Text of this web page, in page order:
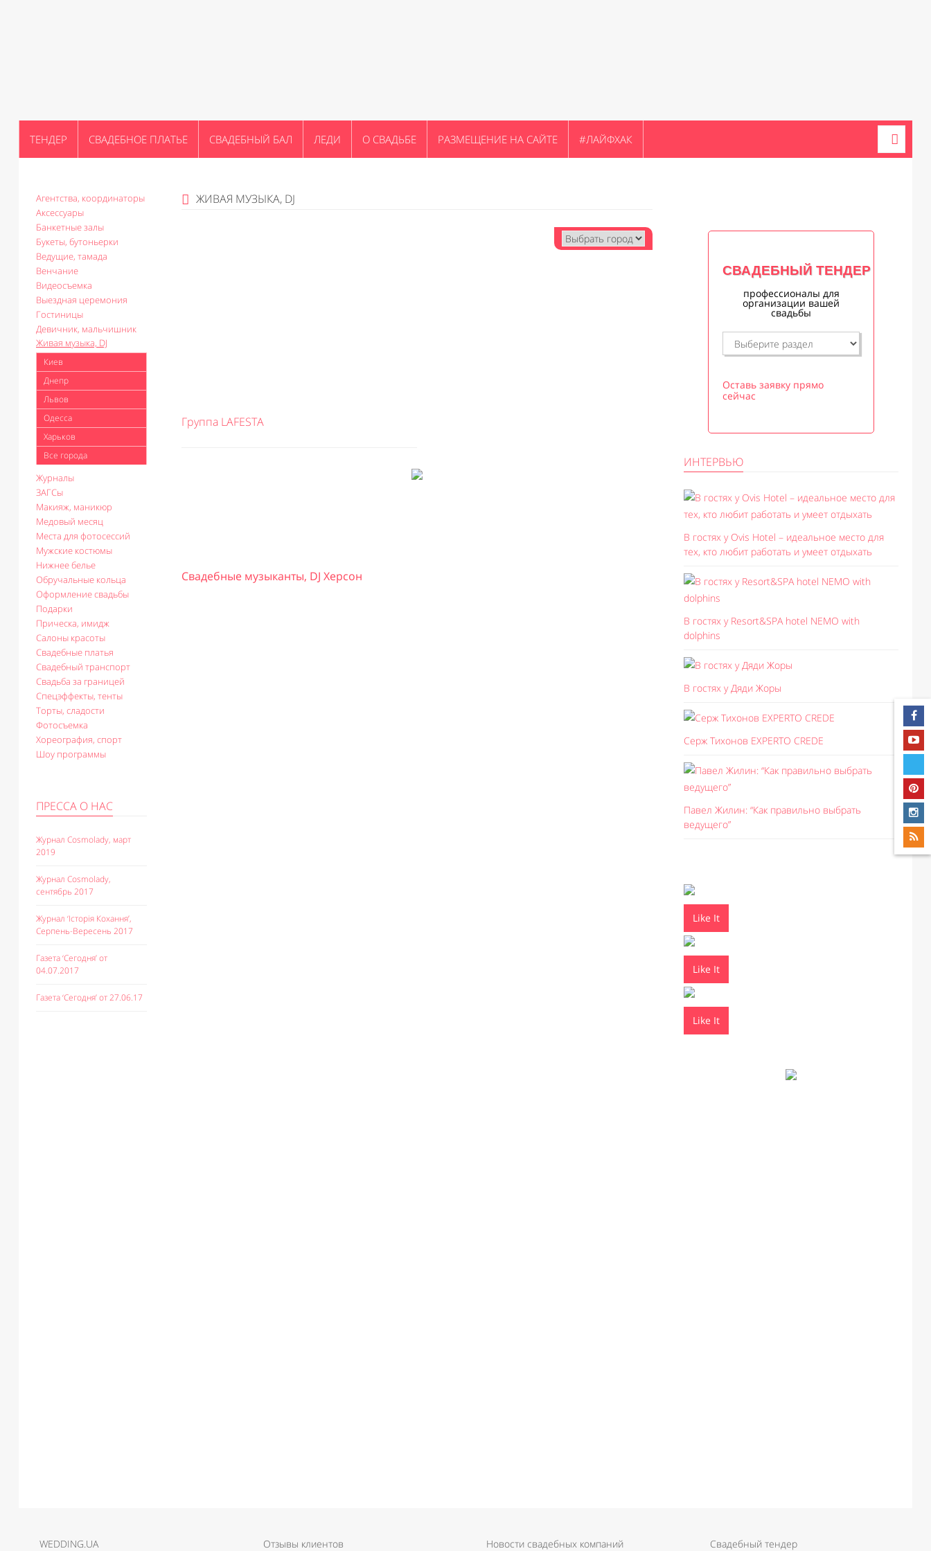
ТЕНДЕР СВАДЕБНОЕ ПЛАТЬЕ СВАДЕБНЫЙ БАЛ ЛЕДИ О СВАДЬБЕ РАЗМЕЩЕНИЕ НА САЙТЕ #ЛАЙФХАК
Агентства, координаторы
Аксессуары
Банкетные залы
Букеты, бутоньерки
Ведущие, тамада
Венчание
Видеосъемка
Выездная церемония
Гостиницы
Девичник, мальчишник
Живая музыка, DJ
Киев
Днепр
Львов
Одесса
Харьков
Все города
Журналы
ЗАГСы
Макияж, маникюр
Медовый месяц
Места для фотосессий
Мужские костюмы
Нижнее белье
Обручальные кольца
Оформление свадьбы
Подарки
Прическа, имидж
Салоны красоты
Свадебные платья
Свадебный транспорт
Свадьба за границей
Спецэффекты, тенты
Торты, сладости
Фотосъемка
Хореография, спорт
Шоу программы
ПРЕССА О НАС
Журнал Cosmolady, март
2019
Журнал Cosmolady,
сентябрь 2017
Журнал ‘Історія Кохання’,
Серпень-Вересень 2017
Газета ‘Сегодня’ от
04.07.2017
Газета ‘Сегодня’ от 27.06.17
ЖИВАЯ МУЗЫКА, DJ
Группа LAFESTA
Свадебные музыканты, DJ Херсон
СВАДЕБНЫЙ ТЕНДЕР
профессионалы для
организации вашей
свадьбы
Оставь заявку прямо
сейчас
ИНТЕРВЬЮ
В гостях у Ovis Hotel – идеальное место для
тех, кто любит работать и умеет отдыхать
В гостях у Resort&SPA hotel NEMO with
dolphins
В гостях у Дяди Жоры
Серж Тихонов EXPERTO CREDE
Павел Жилин: “Как правильно выбрать
ведущего”
Like It
Like It
Like It
WEDDING.UA Отзывы клиентов Новости свадебных компаний Свадебный тендер